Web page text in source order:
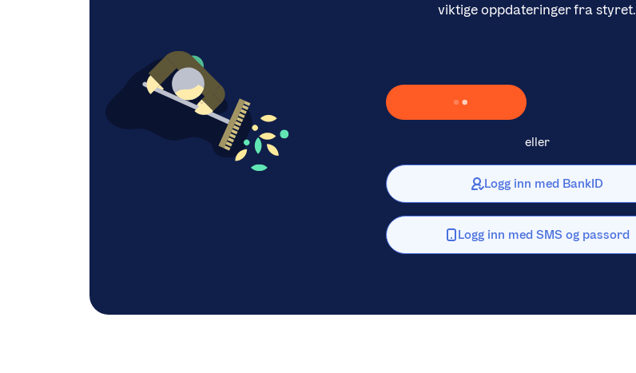
viktige oppdateringer fra styret.
Laster inn Vipps …
eller
Logg inn med BankID
Logg inn med SMS og passord